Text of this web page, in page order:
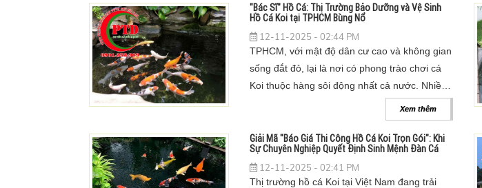
"Bác Sĩ" Hồ Cá: Thị Trường Bảo Dưỡng và Vệ Sinh
Hồ Cá Koi tại TPHCM Bùng Nổ
12-11-2025 - 02:44 PM
TPHCM, với mật độ dân cư cao và không gian
sống đắt đỏ, lại là nơi có phong trào chơi cá
Koi thuộc hàng sôi động nhất cả nước. Nhiều
đại gia, chủ biệt thự không ngần ngại chi hàng
tỷ đồng để sở hữu một hồ cá đẳng cấp.
Xem thêm
Giải Mã "Báo Giá Thi Công Hồ Cá Koi Trọn Gói": Khi
Sự Chuyên Nghiệp Quyết Định Sinh Mệnh Đàn Cá
12-11-2025 - 02:41 PM
Thị trường hồ cá Koi tại Việt Nam đang trải